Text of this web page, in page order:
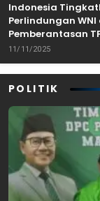
Indonesia
Perlindungan WNI
Pemberantasan
Tenggara
11/11/2025
POLITIK